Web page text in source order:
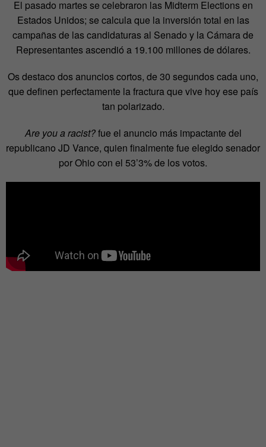
El pasado martes se celebraron las Midterm Elections en
Estados Unidos; se calcula que la inversión total en las
campañas de las candidaturas al Senado y la Cámara de
Representantes ascendió a 19.100 millones de dólares.
Os destaco dos anuncios cortos, de 30 segundos cada uno,
que definen perfectamente la fractura que vive hoy ese país
tan polarizado.
Are you a racist?fue el anuncio más impactante del
republicano JD Vance, quien finalmente fue elegido senador
por Ohio con el 53’3% de los votos.